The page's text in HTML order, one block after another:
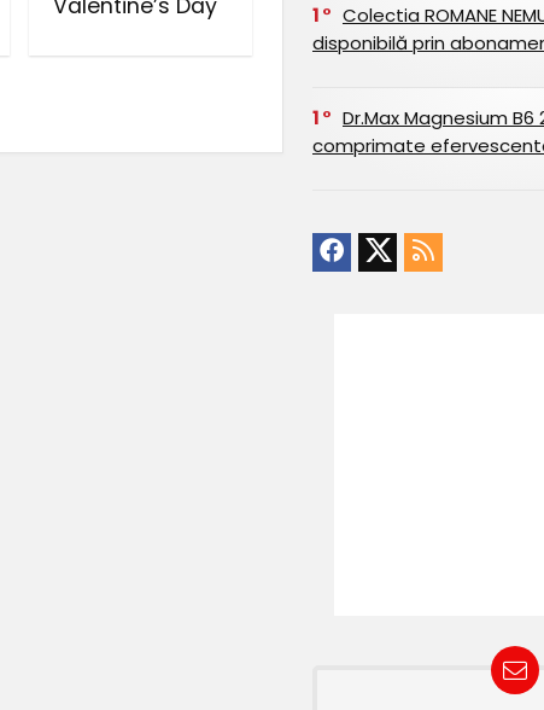
1
Colectia ROMANE
disponibilă prin
1
Dr.Max Magnesium B6
comprimate